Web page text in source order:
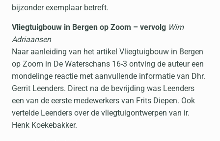
bijzonder exemplaar betreft.
Vliegtuigbouw in Bergen op Zoom – vervolg Wim
Adriaansen
Naar aanleiding van het artikel Vliegtuigbouw in Bergen
op Zoom in De Waterschans 16-3 ontving de auteur een
mondelinge reactie met aanvullende informatie van Dhr.
Gerrit Leenders. Direct na de bevrijding was Leenders
een van de eerste medewerkers van Frits Diepen. Ook
vertelde Leenders over de vliegtuigontwerpen van ir.
Henk Koekebakker.